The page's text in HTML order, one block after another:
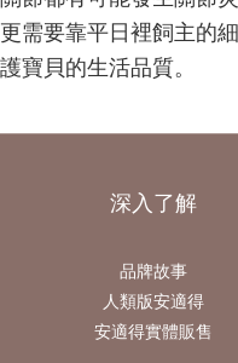
需要靠平日裡飼主的
寶貝的生活品質。
深入了解
品牌故事
人類版安適得
安適得實體販售